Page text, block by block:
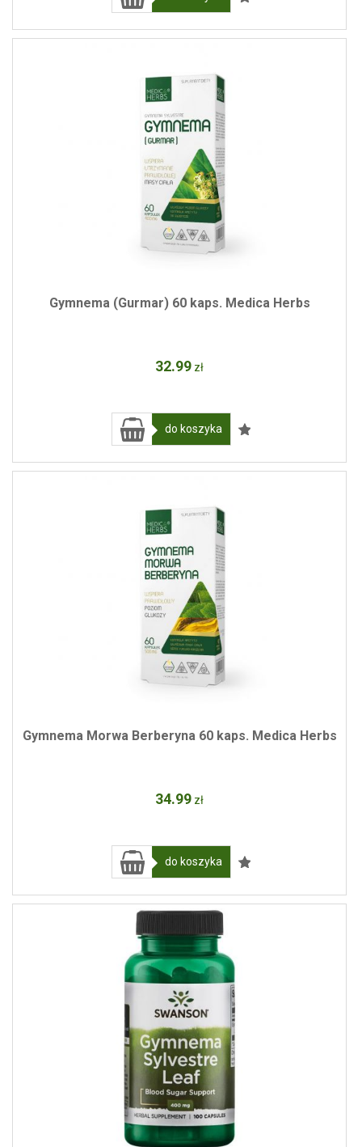
Gymnema (Gurmar) 60 kaps. Medica Herbs
32.99 zł
do koszyka
Gymnema Morwa Berberyna 60 kaps. Medica Herbs
34.99 zł
do koszyka